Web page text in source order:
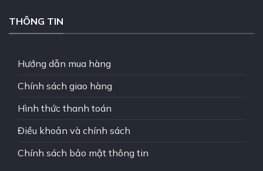
THÔNG TIN
Hướng dẫn mua hàng
Chính sách giao hàng
Hình thức thanh toán
Điều khoản và chính sách
Chính sách bảo mật thông tin